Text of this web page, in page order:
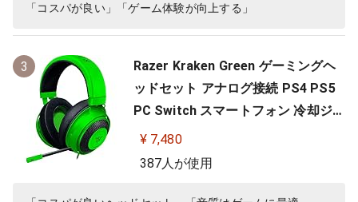
「コスパが良い」「ゲーム体験が向上する」
3
Razer Kraken Green ゲーミングヘ
ッドセット アナログ接続 PS4 PS5
PC Switch スマートフォン 冷却ジェ
ルパッド 【日本正規代理店保証品】
RZ04-02830200-R3M
¥ 7,480
387人が使用